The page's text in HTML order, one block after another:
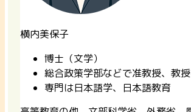
横内美保子
博士（文学）
総合政策学部などで准教授、教
専門は日本語学、日本語教育